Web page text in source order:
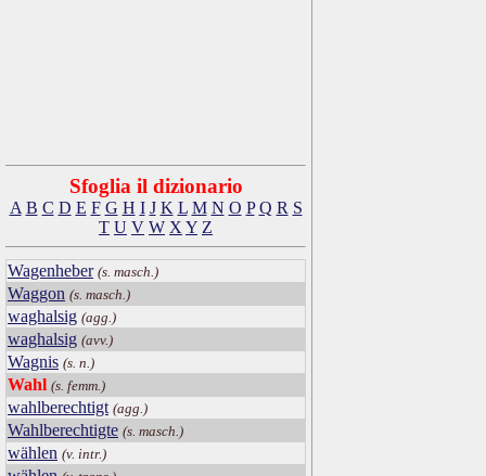
Sfoglia il dizionario
A B C D E F G H I J K L M N O P Q R S
T U V W X Y Z
Wagenheber (s. masch.)
Waggon (s. masch.)
waghalsig (agg.)
waghalsig (avv.)
Wagnis (s. n.)
Wahl (s. femm.)
wahlberechtigt (agg.)
Wahlberechtigte (s. masch.)
wählen (v. intr.)